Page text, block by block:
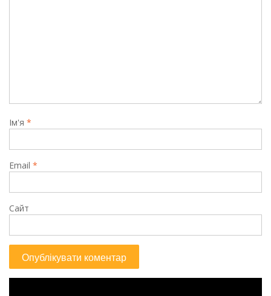
Ім'я *
Email *
Сайт